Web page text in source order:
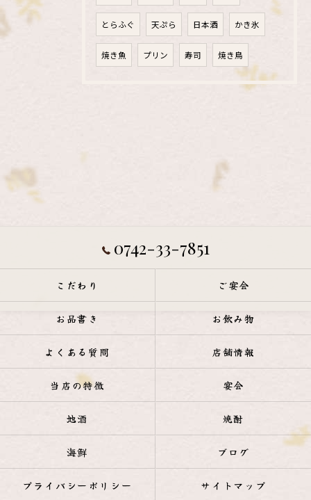
とらふぐ 天ぷら 日本酒 かき氷
焼き魚 プリン 寿司 焼き鳥
0742-33-7851
こだわり ご宴会
お品書き お飲み物
よくある質問 店舗情報
当店の特徴 宴会
地酒 焼酎
海鮮 ブログ
プライバシーポリシー サイトマップ